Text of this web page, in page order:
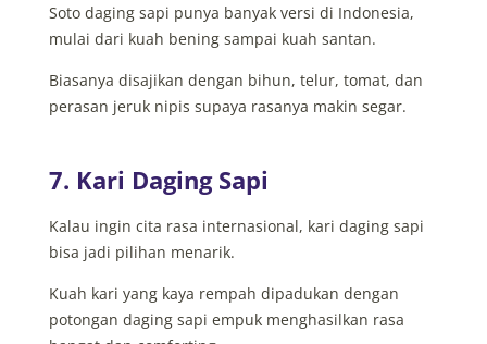
Soto daging sapi punya banyak versi di Indonesia,
mulai dari kuah bening sampai kuah santan.
Biasanya disajikan dengan bihun, telur, tomat, dan
perasan jeruk nipis supaya rasanya makin segar.
7. Kari Daging Sapi
Kalau ingin cita rasa internasional, kari daging sapi
bisa jadi pilihan menarik.
Kuah kari yang kaya rempah dipadukan dengan
potongan daging sapi empuk menghasilkan rasa